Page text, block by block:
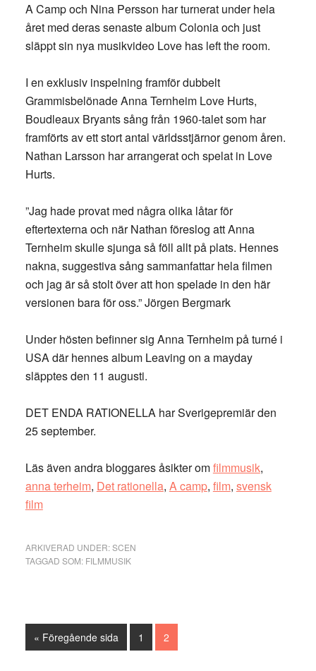
A Camp och Nina Persson har turnerat under hela
året med deras senaste album Colonia och just
släppt sin nya musikvideo Love has left the room.
I en exklusiv inspelning framför dubbelt
Grammisbelönade Anna Ternheim Love Hurts,
Boudleaux Bryants sång från 1960-talet som har
framförts av ett stort antal världsstjärnor genom åren.
Nathan Larsson har arrangerat och spelat in Love
Hurts.
”Jag hade provat med några olika låtar för
eftertexterna och när Nathan föreslog att Anna
Ternheim skulle sjunga så föll allt på plats. Hennes
nakna, suggestiva sång sammanfattar hela filmen
och jag är så stolt över att hon spelade in den här
versionen bara för oss.” Jörgen Bergmark
Under hösten befinner sig Anna Ternheim på turné i
USA där hennes album Leaving on a mayday
släpptes den 11 augusti.
DET ENDA RATIONELLA har Sverigepremiär den
25 september.
Läs även andra bloggares åsikter omfilmmusik,
anna terheim, Det rationella, A camp, film, svensk
film
ARKIVERAD UNDER:SCEN
TAGGAD SOM: FILMMUSIK
« Go
to
Föregående sida Sida
1 Sida
2